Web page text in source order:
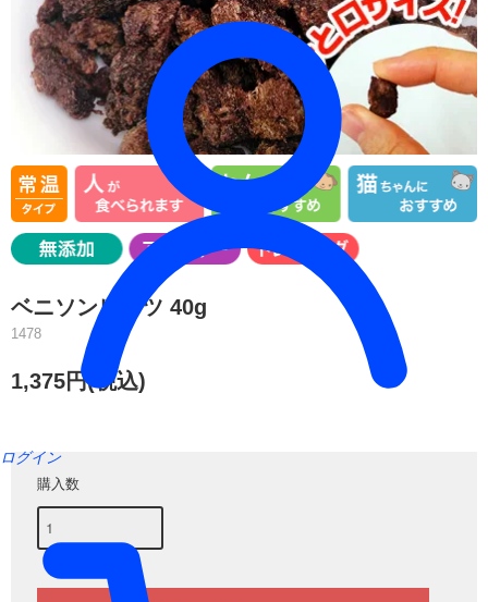
ログイン
ベニソンビッツ 40g
1478
1,375円(税込)
購入数